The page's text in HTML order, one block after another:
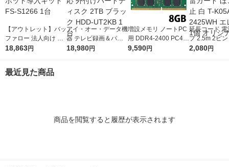
【アウトレット】バッ
ファロー 法人向け フ
リースポット導入キッ
18,863円
アイ・オー・データ機
器 テレビ録画＆パソ
コン両対応 外付けハ
18,980円
増設メモリ ノートPC
用 DDR4-2400 PC4-1
9200 8GB S.O.DIMM
9,590円
延長コード 電
プ 2.5m 2ピ
スイッチ付 雷
2,080円
最近見た商品
商品を閲覧すると履歴が表示されます